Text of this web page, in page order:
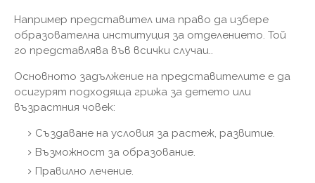
Например представител има право да избере
образователна институция за отделението. Той
го представлява във всички случаи..
Основното задължение на представителите е да
осигурят подходяща грижа за детето или
възрастния човек:
Създаване на условия за растеж, развитие.
Възможност за образование.
Правилно лечение.